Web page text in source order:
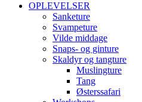
OPLEVELSER
Sanketure
Svampeture
Vilde middage
Snaps- og ginture
Skaldyr og tangture
Muslingture
Tang
Østerssafari